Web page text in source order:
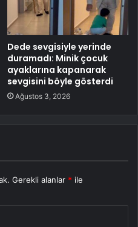
Dede sevgisiyle yerinde
duramadı: Minik çocuk
ayaklarına kapanarak
sevgisini böyle gösterdi
Ağustos 3, 2026
Gerekli alanlar * ile